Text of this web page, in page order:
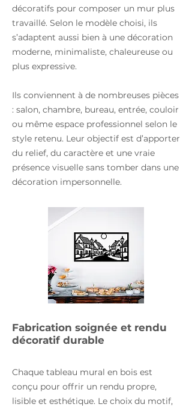
décoratifs pour composer un mur plus
travaillé. Selon le modèle choisi, ils
s’adaptent aussi bien à une décoration
moderne, minimaliste, chaleureuse ou
plus expressive.
Ils conviennent à de nombreuses pièces
: salon, chambre, bureau, entrée, couloir
ou même espace professionnel selon le
style retenu. Leur objectif est d’apporter
du relief, du caractère et une vraie
présence visuelle sans tomber dans une
décoration impersonnelle.
Fabrication soignée et rendu
décoratif durable
Chaque tableau mural en bois est
conçu pour offrir un rendu propre,
lisible et esthétique. Le choix du motif,